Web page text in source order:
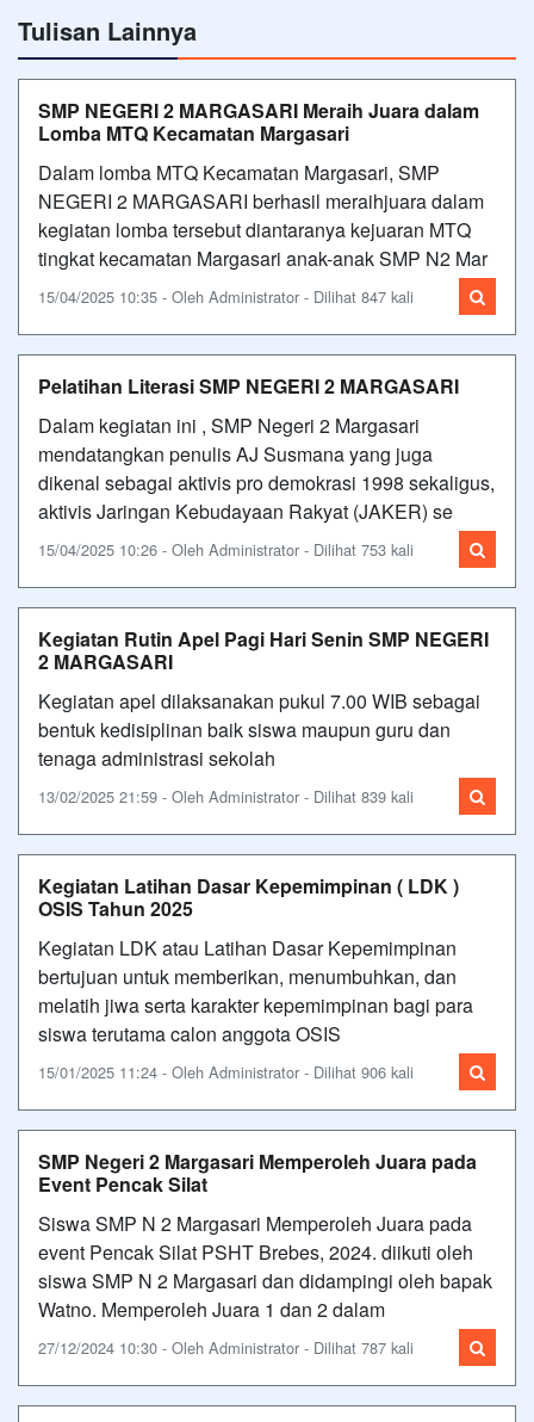
Tulisan Lainnya
SMP NEGERI 2 MARGASARI Meraih Juara dalam
Lomba MTQ Kecamatan Margasari
Dalam lomba MTQ Kecamatan Margasari, SMP
NEGERI 2 MARGASARI berhasil meraihjuara dalam
kegiatan lomba tersebut diantaranya kejuaran MTQ
tingkat kecamatan Margasari anak-anak SMP N2 Mar
15/04/2025 10:35 - Oleh Administrator - Dilihat 847 kali
Pelatihan Literasi SMP NEGERI 2 MARGASARI
Dalam kegiatan ini , SMP Negeri 2 Margasari
mendatangkan penulis AJ Susmana yang juga
dikenal sebagai aktivis pro demokrasi 1998 sekaligus,
aktivis Jaringan Kebudayaan Rakyat (JAKER) se
15/04/2025 10:26 - Oleh Administrator - Dilihat 753 kali
Kegiatan Rutin Apel Pagi Hari Senin SMP NEGERI
2 MARGASARI
Kegiatan apel dilaksanakan pukul 7.00 WIB sebagai
bentuk kedisiplinan baik siswa maupun guru dan
tenaga administrasi sekolah
13/02/2025 21:59 - Oleh Administrator - Dilihat 839 kali
Kegiatan Latihan Dasar Kepemimpinan ( LDK )
OSIS Tahun 2025
Kegiatan LDK atau Latihan Dasar Kepemimpinan
bertujuan untuk memberikan, menumbuhkan, dan
melatih jiwa serta karakter kepemimpinan bagi para
siswa terutama calon anggota OSIS
15/01/2025 11:24 - Oleh Administrator - Dilihat 906 kali
SMP Negeri 2 Margasari Memperoleh Juara pada
Event Pencak Silat
Siswa SMP N 2 Margasari Memperoleh Juara pada
event Pencak Silat PSHT Brebes, 2024. diikuti oleh
siswa SMP N 2 Margasari dan didampingi oleh bapak
Watno. Memperoleh Juara 1 dan 2 dalam
27/12/2024 10:30 - Oleh Administrator - Dilihat 787 kali